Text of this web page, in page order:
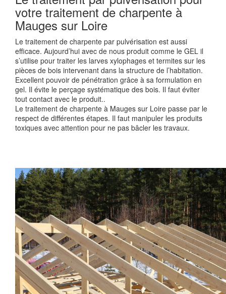
votre traitement de charpente à
Mauges sur Loire
Le traitement de charpente par pulvérisation est aussi
efficace. Aujourd’hui avec de nous produit comme le GEL il
s’utilise pour traiter les larves xylophages et termites sur les
pièces de bois intervenant dans la structure de l’habitation.
Excellent pouvoir de pénétration grâce à sa formulation en
gel. Il évite le perçage systématique des bois. Il faut éviter
tout contact avec le produit..
Le traitement de charpente à Mauges sur Loire passe par le
respect de différentes étapes. Il faut manipuler les produits
toxiques avec attention pour ne pas bâcler les travaux.